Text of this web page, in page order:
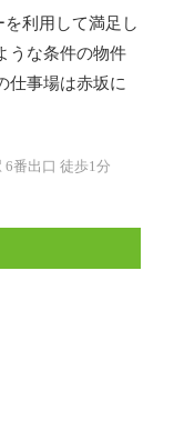
利用して満足し
うな条件の物件
仕事場は赤坂に
番出口 徒歩1分